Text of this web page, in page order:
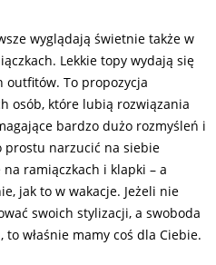
wyglądają świetnie także w
Lekkie topy wydają się
outfitów. To propozycja
osób, które lubią rozwiązania
bardzo dużo rozmyśleń i
prostu narzucić na siebie
ramiączkach i klapki – a
jak to w wakacje. Jeżeli nie
swoich stylizacji, a swoboda
właśnie mamy coś dla Ciebie.